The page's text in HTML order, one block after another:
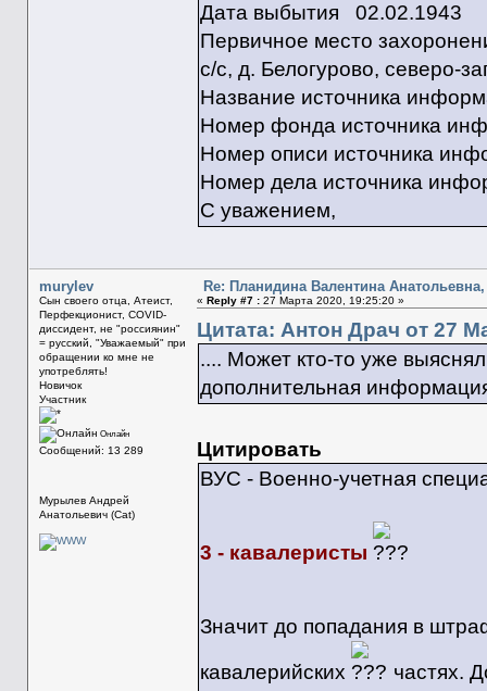
Дата выбытия 02.02.1943
Первичное место
с/с, д. Белогурово, северо-
Название источника
Номер фонда источника
Номер описи источника
Номер дела источника
С уважением,
murylev
Сын своего отца, Атеист,
Перфекционист, COVID-
диссидент, не "россиянин"
= русский, "Уважаемый" при
обращении ко мне не
употреблять!
Новичок
Участник
Онлайн
Сообщений: 13 289
Мурылев Андрей
Анатольевич (Cat)
Re: Планидина Валентина Анатольевна,
« Reply #7 :27 Марта 2020, 19:25:20 »
Цитата: Антон Драч от 27
.... Может кто-то уже
дополнительная
Цитировать
ВУС - Военно-учетная
3 - кавалеристы
Значит до попадания в
кавалерийских
частях.